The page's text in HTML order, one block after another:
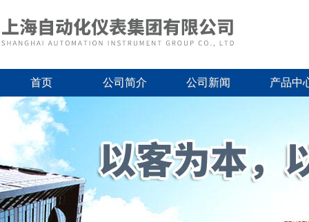
首页 公司简介 公司新闻 产品中